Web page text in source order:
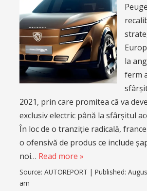
la
ferm
2021, prin care promitea că va
exclusiv electric până la sfârșitul
În loc de o tranziție radicală,
o ofensivă de produs ce include
noi… Read more »
Source: AUTOREPORT | Published:
am